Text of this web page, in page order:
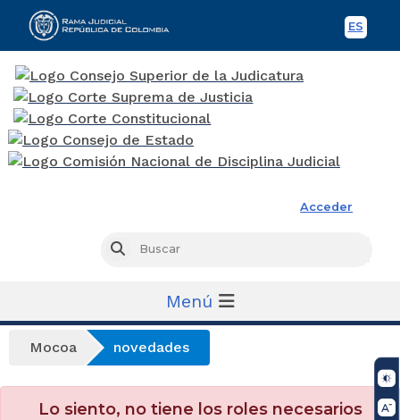
ES
Acceder
Buscar
Menú
Mocoa novedades
Lo siento, no tiene los roles necesarios